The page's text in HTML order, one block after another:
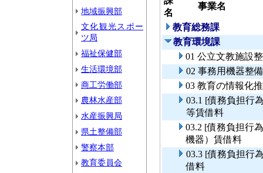
地域振興部
文化観光スポー
ツ局
福祉保健部
生活環境部
商工労働部
農林水産部
水産振興局
県土整備部
警察本部
教育委員会
名
事業名
教育総務課
教育環境課
01 公立文教施設
02 事務用機器整
03 教育の情報化
03.1 [債務負担行
等賃借料
03.2 [債務負担行
機器）賃借料
03.3 [債務負担行
借料